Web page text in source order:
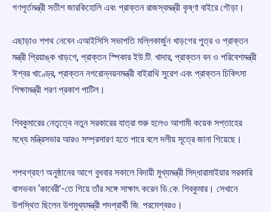
গণপূর্তমন্ত্রী সতীশ জারকিহোলি এবং প্রাক্তন রাজস্বমন্ত্রী কৃষ্ণা বাইরে গৌড়া।
এছাড়াও শপথ নেবেন এআইসিসি সভাপতি মল্লিকার্জুন খাড়গের পুত্র ও প্রাক্তন
মন্ত্রী প্রিয়াঙ্ক খাড়গে, প্রাক্তন স্পিকার ইউ.টি. খাদার, প্রাক্তন বন ও পরিবেশমন্ত্রী
ঈশ্বর খাণ্ড্রে, প্রাক্তন নগরোন্নয়নমন্ত্রী বাইরাথি সুরেশ এবং প্রাক্তন চিকিৎসা
শিক্ষামন্ত্রী শরণ প্রকাশ পাটিল।
শিবকুমারের নেতৃত্বে নতুন সরকারের যাত্রা শুরু হলেও আগামী কয়েক সপ্তাহের
মধ্যে মন্ত্রিসভার আরও সম্প্রসারণ হতে পারে বলে দলীয় সূত্রে জানা গিয়েছে।
শপথগ্রহণ অনুষ্ঠানের আগে বুধবার সকালে বিদায়ী মুখ্যমন্ত্রী সিদ্ধারামাইয়ার সরকারি
বাসভবন ‘কাবেরী’-তে গিয়ে তাঁর সঙ্গে সাক্ষাৎ করেন ডি.কে. শিবকুমার। সেখানে
উপস্থিত ছিলেন উপমুখ্যমন্ত্রী পদপ্রার্থী জি. পরমেশ্বরও।